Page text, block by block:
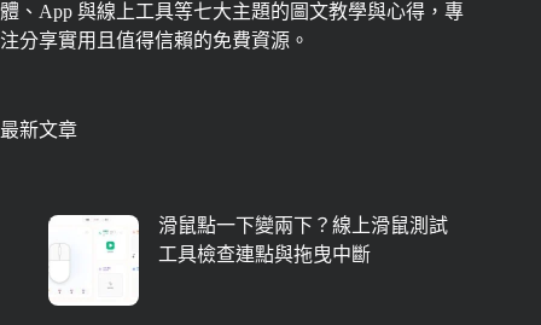
體、App 與線上工具等七大主題的圖文教學與心得，專
注分享實用且值得信賴的免費資源。
最新文章
滑鼠點一下變兩下？線上滑鼠測試
工具檢查連點與拖曳中斷